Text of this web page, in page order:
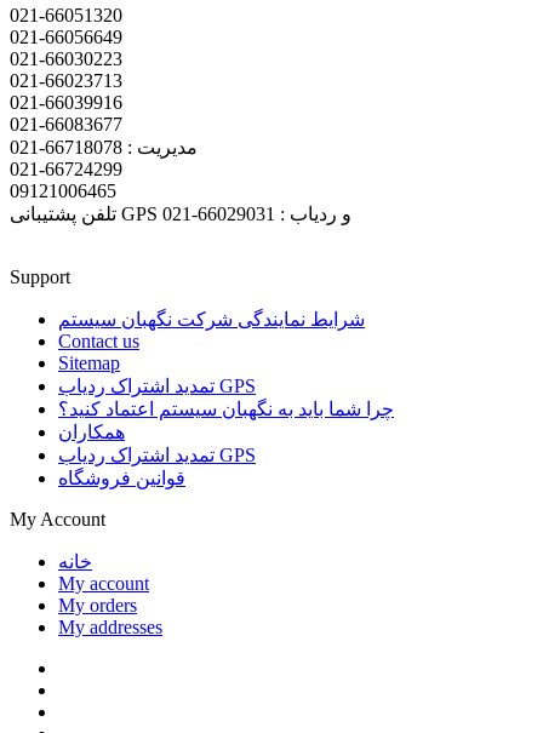
021-66051320
021-66056649
021-66030223
021-66023713
021-66039916
021-66083677
مدیریت : 66718078-021
021-66724299
09121006465
تلفن پشتیبانی GPS و ردیاب : 66029031-021
Support
شرایط نمایندگی شرکت نگهبان سیستم
Contact us
Sitemap
تمدید اشتراک ردیاب GPS
چرا شما باید به نگهبان سیستم اعتماد کنید؟
همکاران
تمدید اشتراک ردیاب GPS
قوانین فروشگاه
My Account
خانه
My account
My orders
My addresses